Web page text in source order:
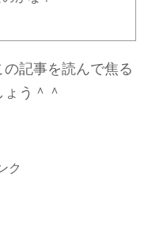
記事を読んで焦る
う＾＾
ク